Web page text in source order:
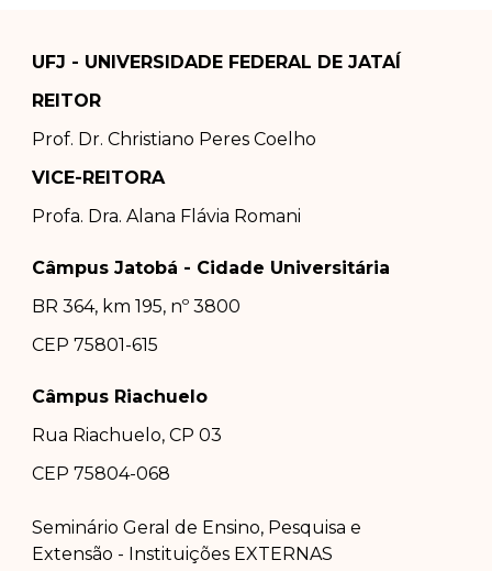
UFJ - UNIVERSIDADE FEDERAL DE JATAÍ
REITOR
Prof. Dr. Christiano Peres Coelho
VICE-REITORA
Profa. Dra. Alana Flávia Romani
Câmpus Jatobá - Cidade Universitária
BR 364, km 195, nº 3800
CEP 75801-615
Câmpus Riachuelo
Rua Riachuelo, CP 03
CEP 75804-068
Seminário Geral de Ensino, Pesquisa e
Extensão - Instituições EXTERNAS